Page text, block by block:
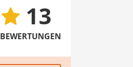
13
BEWERTUNGEN